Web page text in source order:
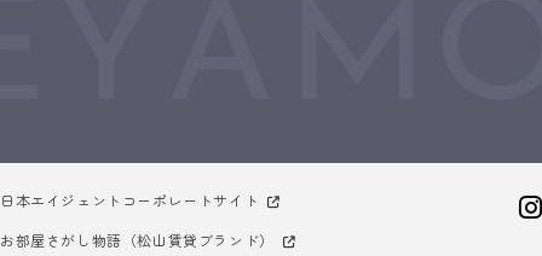
日本エイジェントコーポレートサイト
お部屋さがし物語（松山賃貸ブランド）